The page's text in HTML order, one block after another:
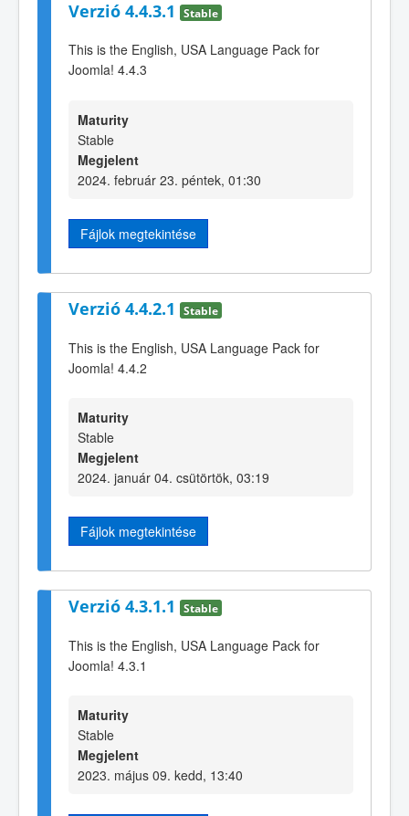
Verzió 4.4.3.1 Stable
This is the English, USA Language Pack for
Joomla! 4.4.3
Maturity
Stable
Megjelent
2024. február 23. péntek, 01:30
Fájlok megtekintése
Verzió 4.4.2.1 Stable
This is the English, USA Language Pack for
Joomla! 4.4.2
Maturity
Stable
Megjelent
2024. január 04. csütörtök, 03:19
Fájlok megtekintése
Verzió 4.3.1.1 Stable
This is the English, USA Language Pack for
Joomla! 4.3.1
Maturity
Stable
Megjelent
2023. május 09. kedd, 13:40